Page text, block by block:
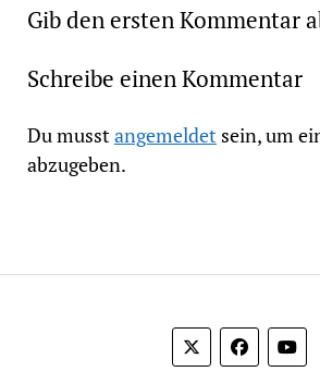
Gib den ersten Kommentar
Schreibe einen Kommentar
Du musstangemeldetsein, um
abzugeben.